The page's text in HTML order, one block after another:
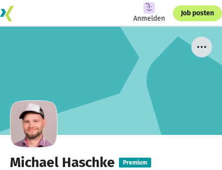
Anmelden
Job posten
Michael Haschke Premium